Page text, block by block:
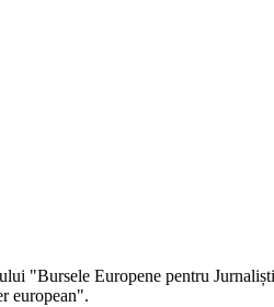
"Bursele Europene pentru
european".